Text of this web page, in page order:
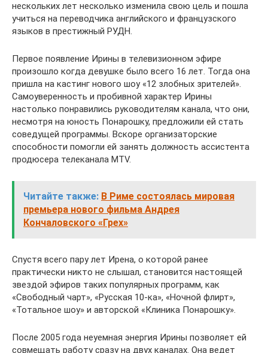
нескольких лет несколько изменила свою цель и пошла
учиться на переводчика английского и французского
языков в престижный РУДН.
Первое появление Ирины в телевизионном эфире
произошло когда девушке было всего 16 лет. Тогда она
пришла на кастинг нового шоу «12 злобных зрителей».
Самоуверенность и пробивной характер Ирины
настолько понравились руководителям канала, что они,
несмотря на юность Понарошку, предложили ей стать
соведущей программы. Вскоре организаторские
способности помогли ей занять должность ассистента
продюсера телеканала MTV.
Читайте также: В Риме состоялась мировая
премьера нового фильма Андрея
Кончаловского «Грех»
Спустя всего пару лет Ирена, о которой ранее
практически никто не слышал, становится настоящей
звездой эфиров таких популярных программ, как
«Свободный чарт», «Русская 10-ка», «Ночной флирт»,
«Тотальное шоу» и авторской «Клиника Понарошку».
После 2005 года неуемная энергия Ирины позволяет ей
совмещать работу сразу на двух каналах. Она ведет